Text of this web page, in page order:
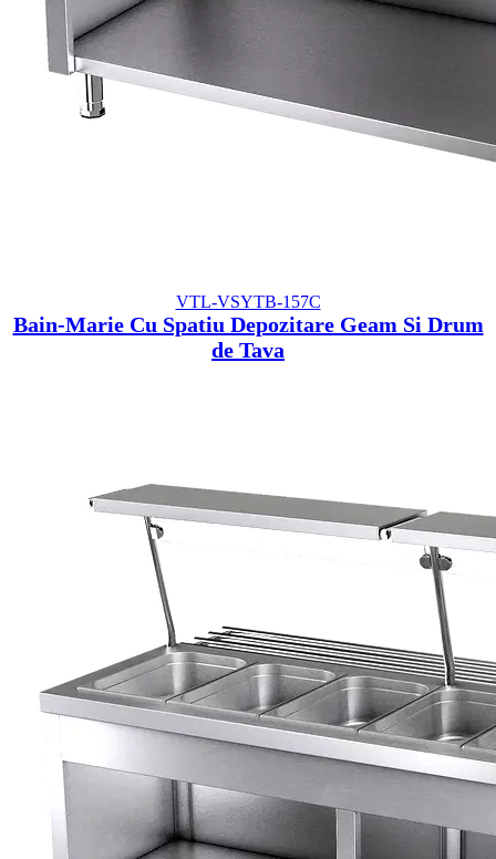
VTL-VSYTB-157C
Bain-Marie Cu Spatiu Depozitare Geam Si Drum
de Tava